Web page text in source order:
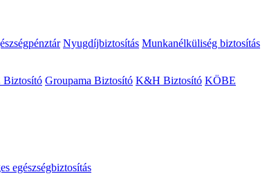
Nyugdíjbiztosítás Munkanélküliség biztosítás
Groupama Biztosító K&H Biztosító KÖBE
egészségbiztosítás